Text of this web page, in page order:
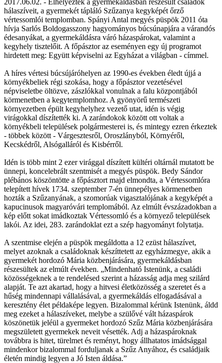
hálaszíveit, a gyermekét tápláló Szűzanya kegyképét őrző
vértessomlói templomban. Spányi Antal megyés püspök 2011 óta
hívja Sarlós Boldogasszony hagyományos búcsúnapjára a várandós
édesanyákat, a gyermekáldásra váró házaspárokat, valamint a
kegyhely tisztelőit. A főpásztor az eseményen egy új programot
hirdetett meg: Együtt képviselni az Egyházat a világban - címmel.
A híres vértesi búcsújáróhelyen az 1990-es években éledt újjá a
környékbeliek régi szokása, hogy a főpásztor vezetésével
népviseletbe öltözve, zászlókkal vonulnak a falu központjából
körmenetben a kegytemplomhoz. A gyönyörű természeti
környezetben épült kegyhelyhez vezető utat, idén is végig
virágokkal díszítették ki. A zarándokok között ott voltak a
környékbeli települések polgármesterei is, és mintegy ezren érkeztek
- többek között - Várgesztesről, Oroszlányból, Környéről,
Kecskédről, Alsógalláról és Kisbérről.
Idén is több mint 2 ezer virággal díszített kültéri oltárnál mutatott be
ünnepi, koncelebrált szentmisét a megyés püspök. Bedy Sándor
plébános köszöntötte a főpásztort majd elmondta, a Vértessomlóra
telepített hívek 1734. szeptember 7-én ünnepélyes körmenetben
hozták a Szűzanyának, a szomorúak vigasztalójának a kegyképét a
kapucinusok magyaróvári templomából. Az elmúlt évszázadokban a
kép előtt sokat imádkoztak Vértessomló és a környező települések
lakói. Az idei, 283. zarándoklat ezt a szép hagyományt folytatja.
A szentmise elején a püspök megáldotta a 12 ezüst hálaszívet,
melyet azoknak a családoknak készíttetett az egyházmegye, akik a
gyermekét hordozó Mária közbenjárására, gyermekáldásban
részesültek az elmúlt években. „Mindenható Istenünk, a családi
közösségeknek a te rendelésed szerint a házasság adja meg szilárd
alapját. Te azt akartad, hogy a hitvesi életközösség a szeretet és a
hűség mindennapi vállalásával, a gyermekáldás elfogadásával a
keresztény élet példaképe legyen. Bizalommal kérünk Istenünk, áldd
meg ezeket a hálaszíveket, melybe a szülővé vált házaspárok
köszönetük jeléül a gyermeket hordozó Szűz Mária közbenjárására
megszületett gyermekek neveit vésették. Adj a házaspároknak
továbbra is hitet, türelmet és reményt, hogy állhatatos imádsággal
mindenkor bizalommal forduljanak a Szűz Anyához, és családjaik
életén mindig legyen a Jó Isten áldása.”